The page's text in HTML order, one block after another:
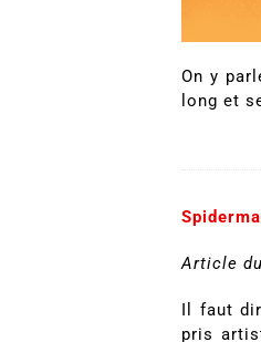
On y
long et
Article
Il faut
pris